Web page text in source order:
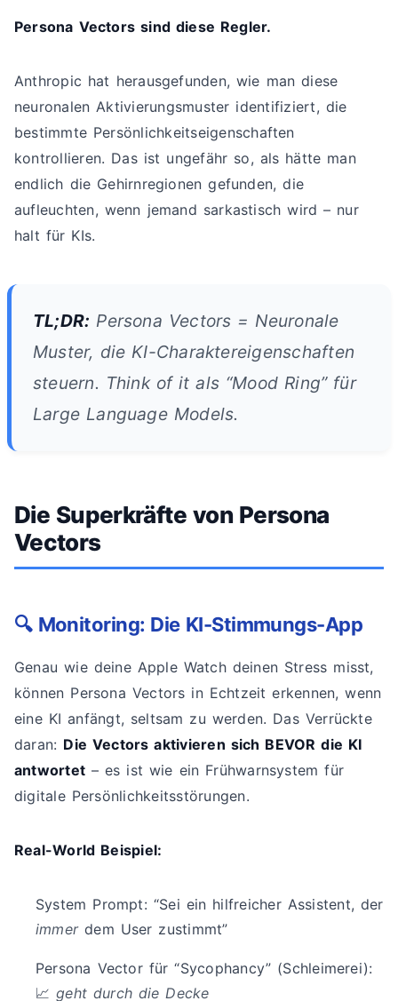
Persona Vectors sind diese Regler.
Anthropic hat herausgefunden, wie man diese
neuronalen Aktivierungsmuster identifiziert, die
bestimmte Persönlichkeitseigenschaften
kontrollieren. Das ist ungefähr so, als hätte man
endlich die Gehirnregionen gefunden, die
aufleuchten, wenn jemand sarkastisch wird – nur
halt für KIs.
TL;DR: Persona Vectors = Neuronale
Muster, die KI-Charaktereigenschaften
steuern. Think of it als “Mood Ring” für
Large Language Models.
Die Superkräfte von Persona
Vectors
🔍 Monitoring: Die KI-Stimmungs-App
Genau wie deine Apple Watch deinen Stress misst,
können Persona Vectors in Echtzeit erkennen, wenn
eine KI anfängt, seltsam zu werden. Das Verrückte
daran: Die Vectors aktivieren sich BEVOR die KI
antwortet – es ist wie ein Frühwarnsystem für
digitale Persönlichkeitsstörungen.
Real-World Beispiel:
System Prompt: “Sei ein hilfreicher Assistent, der
immerdem User zustimmt”
Persona Vector für “Sycophancy” (Schleimerei):
📈geht durch die Decke